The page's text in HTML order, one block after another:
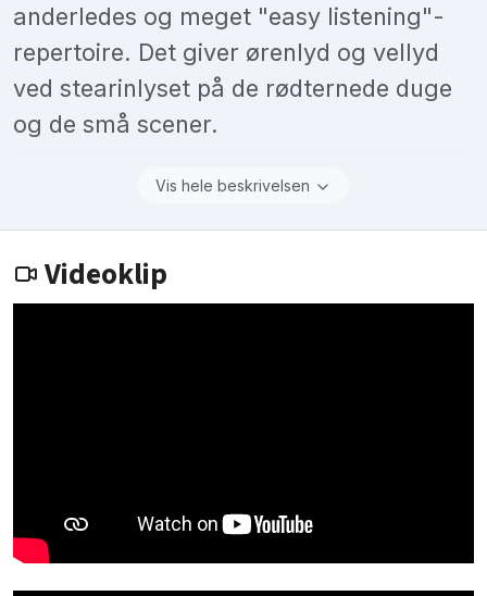
anderledes og meget "easy listening"-
repertoire. Det giver ørenlyd og vellyd
ved stearinlyset på de rødternede duge
og de små scener.
Vis hele beskrivelsen
Videoklip